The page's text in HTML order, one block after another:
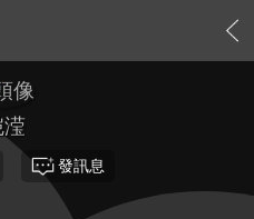
滢
發訊息